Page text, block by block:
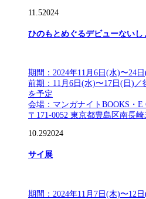
11.52024
ひのもとめぐるデビューないし
期間：2024年11月6日(水)〜24
前期：11月6日(水)〜17日(日)／
を予定
会場：マンガナイトBOOKS・E
〒171-0052 東京都豊島区南長
10.292024
サイ展
期間：2024年11月7日(木)〜12